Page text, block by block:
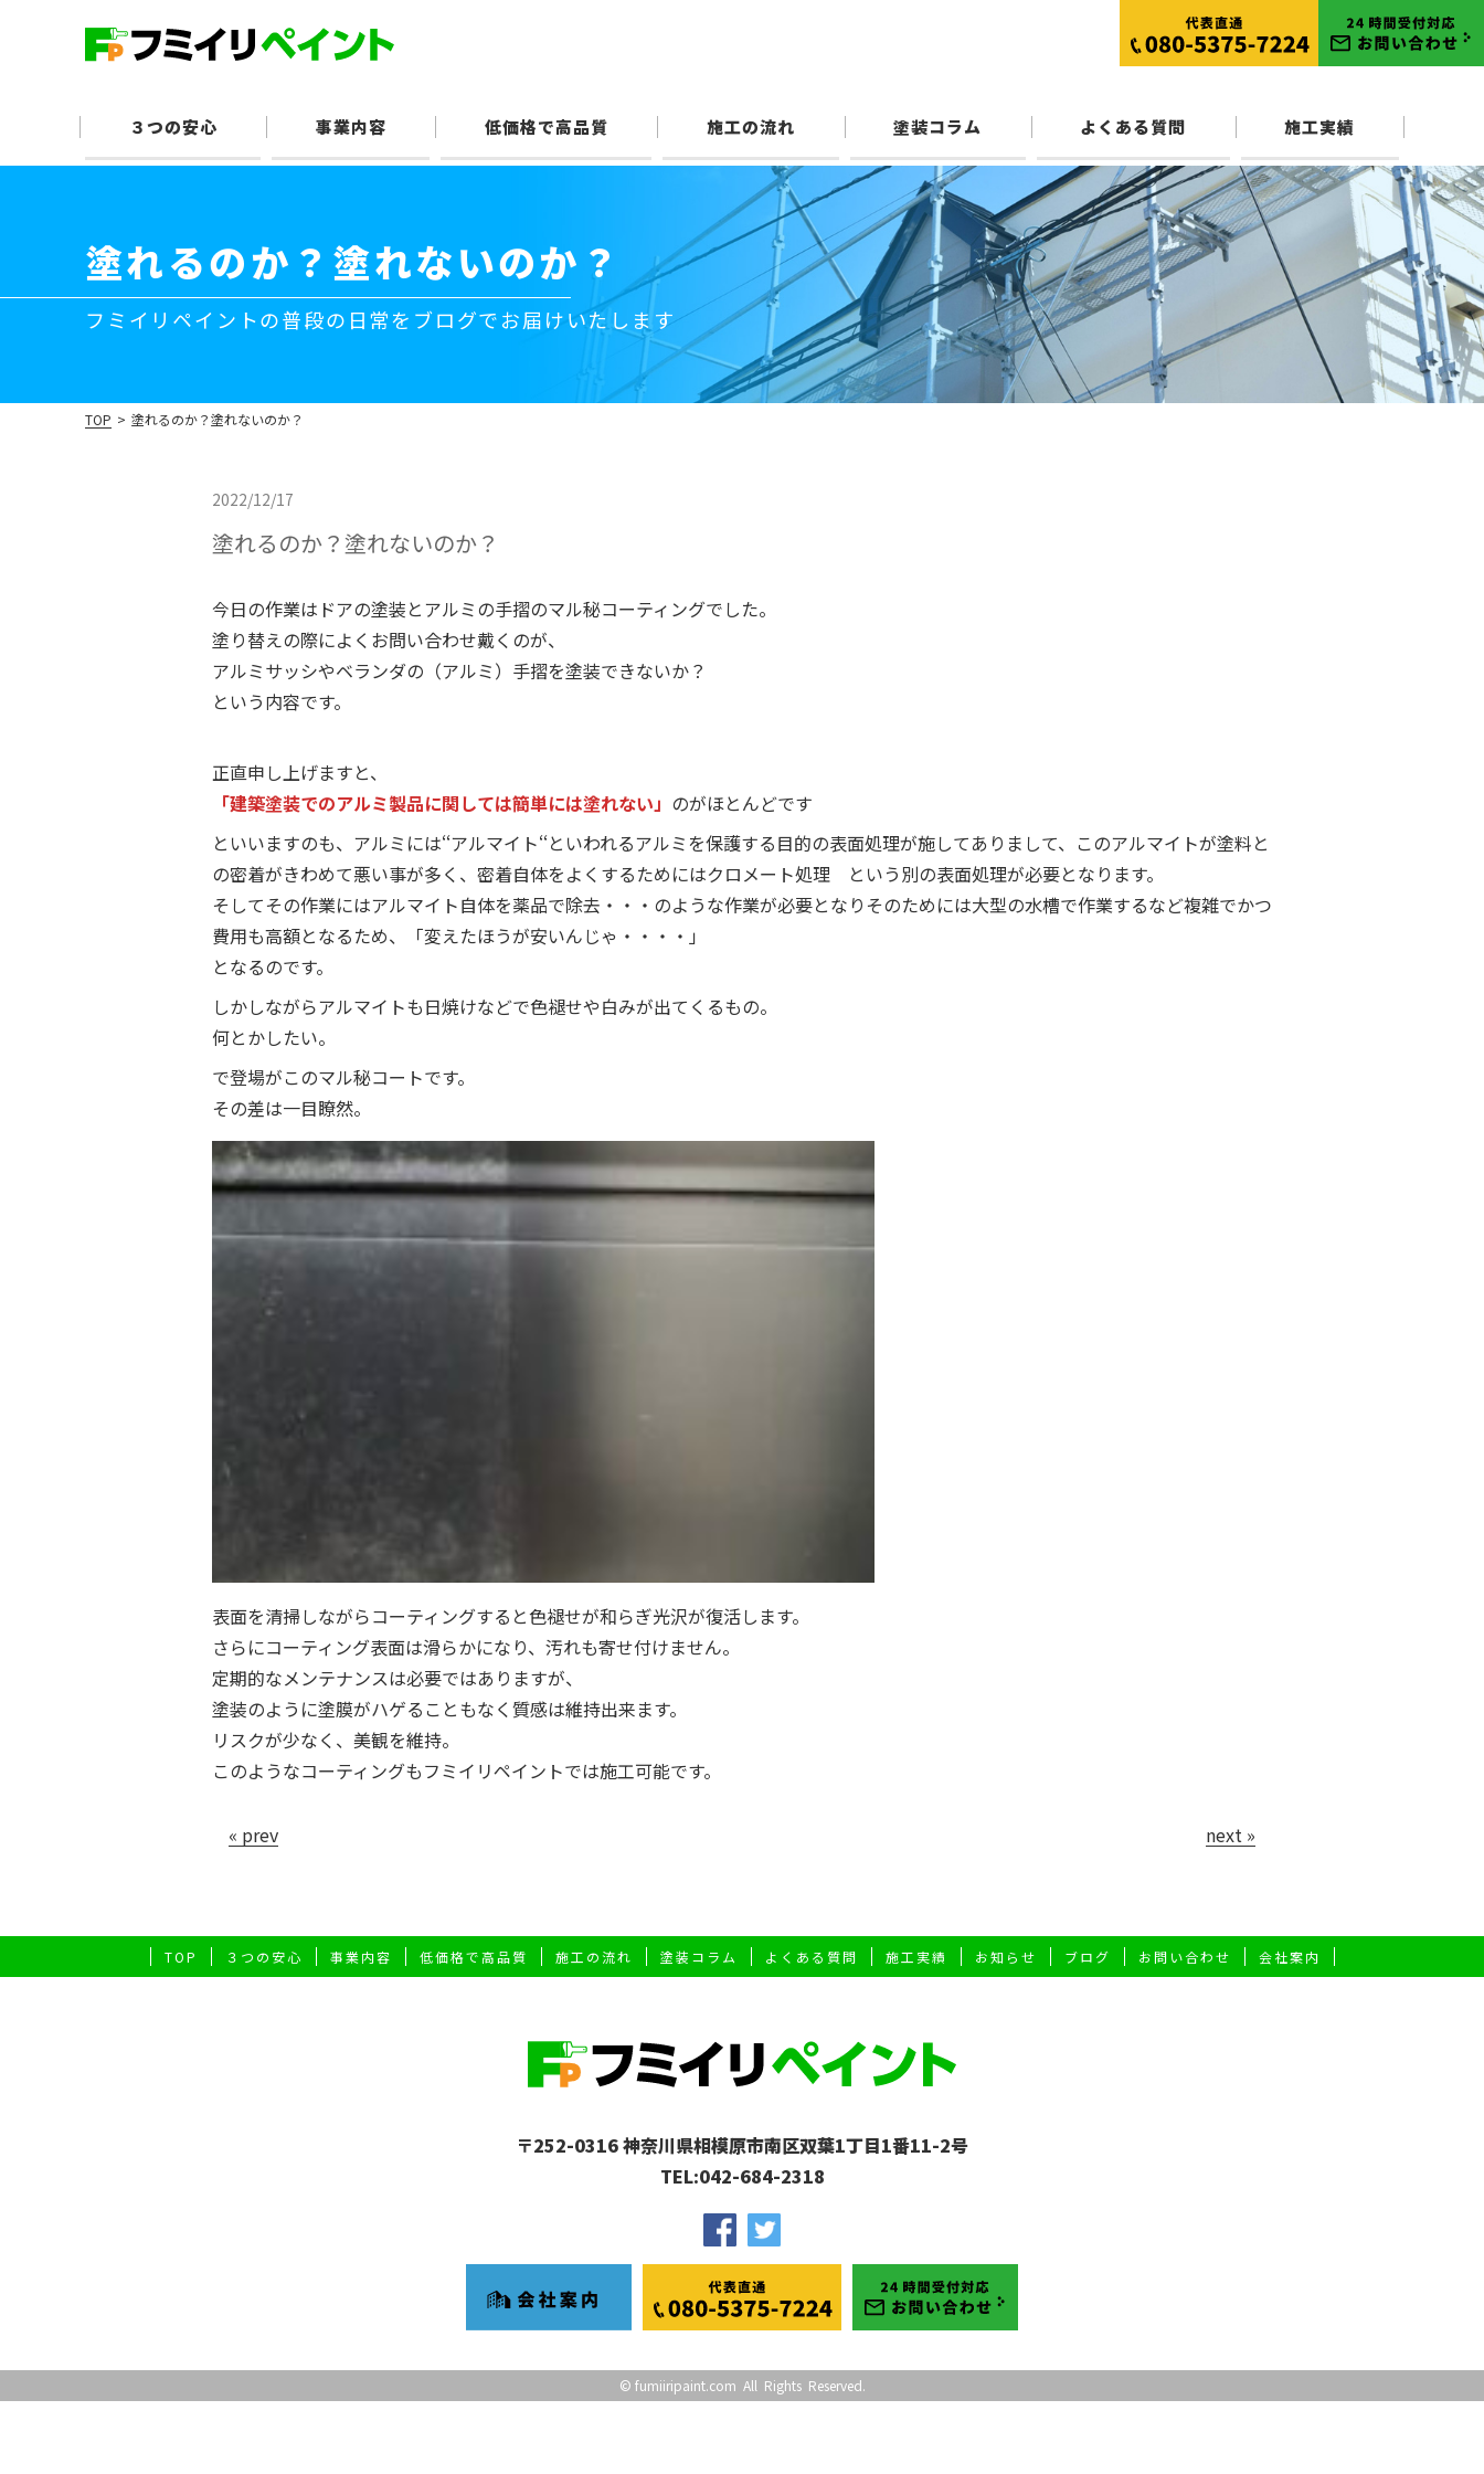
３つの安心 事業内容 低価格で高品質 施工の流れ 塗装コラム よくある質問 施工実績
塗れるのか？塗れないのか？
フミイリペイントの普段の日常をブログでお届けいたします
TOP > 塗れるのか？塗れないのか？
2022/12/17
塗れるのか？塗れないのか？
今日の作業はドアの塗装とアルミの手摺のマル秘コーティングでした。
塗り替えの際によくお問い合わせ戴くのが、
アルミサッシやベランダの（アルミ）手摺を塗装できないか？
という内容です。
正直申し上げますと、
「建築塗装でのアルミ製品に関しては簡単には塗れない」 のがほとんどです
といいますのも、アルミには‘‘アルマイト‘‘といわれるアルミを保護する目的の表面処理が施してありまして、このアルマイトが塗料と
の密着がきわめて悪い事が多く、密着自体をよくするためにはクロメート処理 という別の表面処理が必要となります。
そしてその作業にはアルマイト自体を薬品で除去・・・のような作業が必要となりそのためには大型の水槽で作業するなど複雑でかつ
費用も高額となるため、「変えたほうが安いんじゃ・・・・」
となるのです。
しかしながらアルマイトも日焼けなどで色褪せや白みが出てくるもの。
何とかしたい。
で登場がこのマル秘コートです。
その差は一目瞭然。
表面を清掃しながらコーティングすると色褪せが和らぎ光沢が復活します。
さらにコーティング表面は滑らかになり、汚れも寄せ付けません。
定期的なメンテナンスは必要ではありますが、
塗装のように塗膜がハゲることもなく質感は維持出来ます。
リスクが少なく、美観を維持。
このようなコーティングもフミイリペイントでは施工可能です。
« prev next »
TOP ３つの安心 事業内容 低価格で高品質 施工の流れ 塗装コラム よくある質問 施工実績 お知らせ ブログ お問い合わせ 会社案内
〒252-0316 神奈川県相模原市南区双葉1丁目1番11-2号
TEL:042-684-2318
© fumiiripaint.com All Rights Reserved.